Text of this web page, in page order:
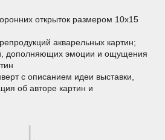
открыток размером 10х15
акварельных картин;
дополняющих эмоции и ощущения
с описанием идеи выставки,
об авторе картин и